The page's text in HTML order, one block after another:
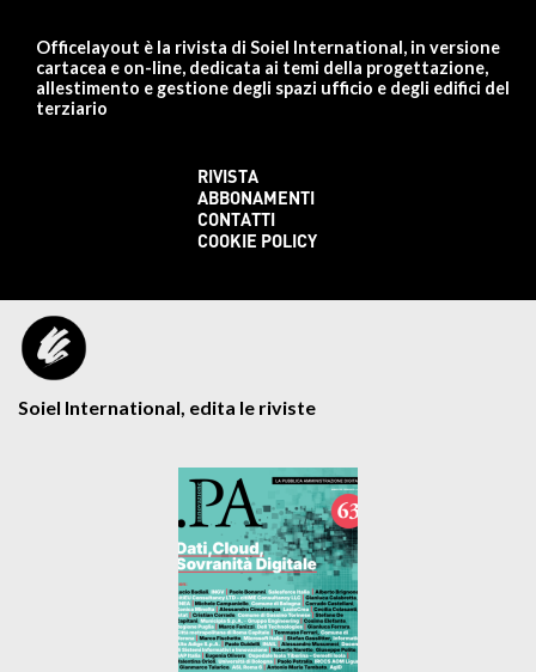
Officelayout è la rivista di Soiel International, in versione
cartacea e on-line, dedicata ai temi della progettazione,
allestimento e gestione degli spazi ufficio e degli edifici del
terziario
RIVISTA
ABBONAMENTI
CONTATTI
COOKIE POLICY
Soiel International, edita le riviste